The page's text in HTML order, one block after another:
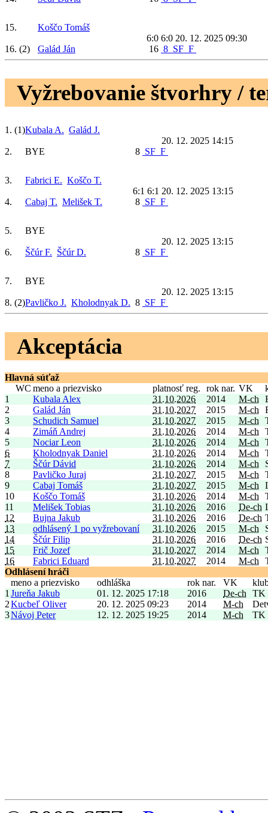
15.
Koščo Tomáš
6:0 6:0 20. 12. 2025 09:30
16. (2) Galád Ján 16 8 SF F
Vyžrebovanie štvorhry /
1. (1)Kubala A. Galád J.
20. 12. 2025 14:15
2.
BYE 8 SF F
3. Fabrici E. Koščo T.
6:1 6:1 20. 12. 2025 13:15
4.
Cabaj T. Melišek T. 8 SF F
5.
BYE
20. 12. 2025 13:15
6.
Ščúr F. Ščúr D. 8 SF F
7.
BYE
20. 12. 2025 13:15
8. (2)Pavličko J. Kholodnyak D. 8 SF F
Akceptácia
Hlavná súťaž
WC meno a priezvisko platnosť reg. rok nar. VK
1
Kubala Alex 31.10.2026 2014 M-ch
2
Galád Ján 31.10.2027 2015 M-ch
3
Schudich Samuel 31.10.2027 2015 M-ch
4
Zimáň Andrej 31.10.2026 2014 M-ch
5
Nociar Leon 31.10.2026 2014 M-ch
6
Kholodnyak Daniel 31.10.2026 2014 M-ch
7
Ščúr Dávid 31.10.2026 2014 M-ch
8
Pavličko Juraj 31.10.2027 2015 M-ch
9
Cabaj Tomáš 31.10.2027 2015 M-ch
10
Koščo Tomáš 31.10.2026 2014 M-ch
11
Melišek Tobias 31.10.2026 2016 De-ch
12
Bujna Jakub 31.10.2026 2016 De-ch
13
odhlásený 1 po vyžrebovaní 31.10.2026 2015 M-ch
14
Ščúr Filip 31.10.2026 2016 De-ch
15
Frič Jozef 31.10.2027 2014 M-ch
16
Fabrici Eduard 31.10.2027 2014 M-ch
Odhlásení hráči
meno a priezvisko
odhláška rok nar. VK
1 Jureňa Jakub 01. 12. 2025 17:18 2016 De-ch
TK
2Kucbeľ Oliver 20. 12. 2025 09:23 2014 M-ch
3Návoj Peter 12. 12. 2025 19:25 2014 M-ch TK